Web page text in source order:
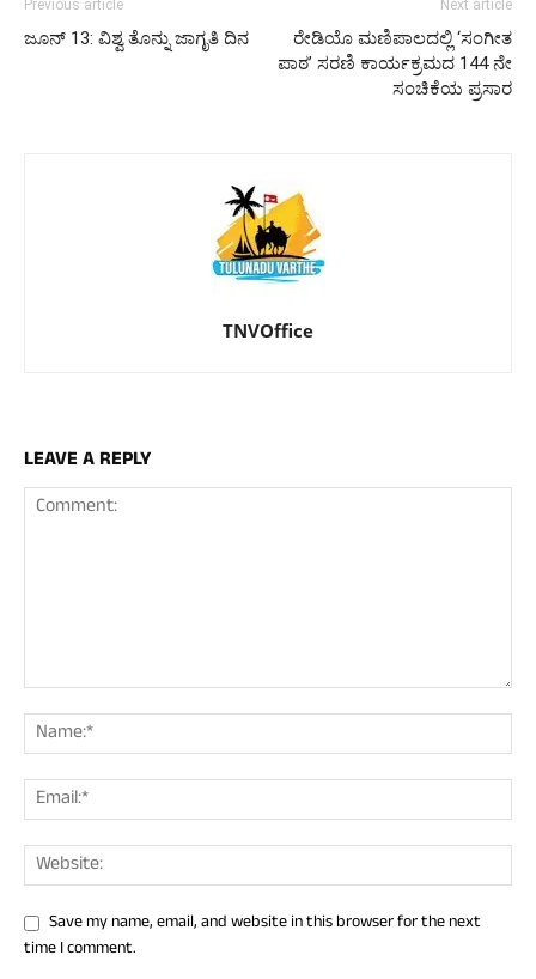
Previous article
ಜೂನ್ 13: ವಿಶ್ವ ತೊನ್ನು ಜಾಗೃತಿ ದಿನ
Next article
ರೇಡಿಯೊ ಮಣಿಪಾಲದಲ್ಲಿ ‘ಸಂಗೀತ
ಪಾಠ’ ಸರಣಿ ಕಾರ್ಯಕ್ರಮದ 144 ನೇ
ಸಂಚಿಕೆಯ ಪ್ರಸಾರ
TNVOffice
LEAVE A REPLY
Save my name, email, and website in this browser for the next
time I comment.